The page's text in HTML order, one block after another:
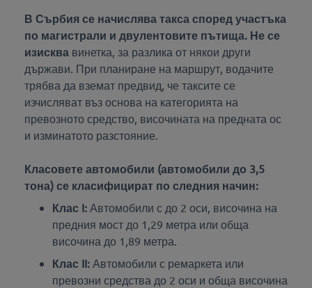
В Сърбия се начислява такса според участъка
по магистрали и двулентовите пътища. Не се
изисква винетка, за разлика от някои други
държави. При планиране на маршрут, водачите
трябва да вземат предвид, че таксите се
изчисляват въз основа на категорията на
превозното средство, височината на предната ос
и изминатото разстояние.
Класовете автомобили (автомобили до 3,5
тона) се класифицират по следния начин:
Клас I: Автомобили с до 2 оси, височина на
предния мост до 1,29 метра или обща
височина до 1,89 метра.
Клас II: Автомобили с ремаркета или
превозни средства до 2 оси и обща височина